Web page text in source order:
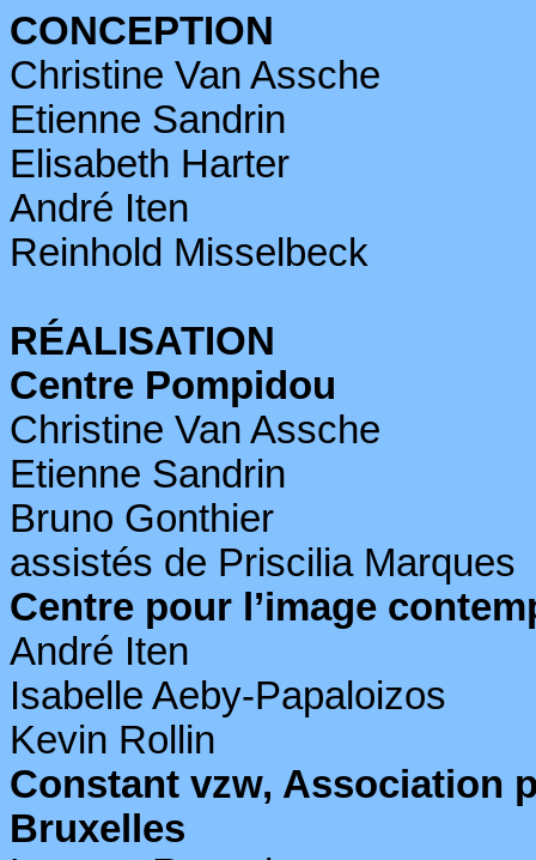
CONCEPTION
Christine Van Assche
Etienne Sandrin
Elisabeth Harter
André Iten
Reinhold Misselbeck
RÉALISATION
Centre Pompidou
Christine Van Assche
Etienne Sandrin
Bruno Gonthier
assistés de PrisciliaMarques
Centre pour l’image
André Iten
Isabelle Aeby-Papaloizos
Kevin Rollin
Constant vzw, Association
Bruxelles